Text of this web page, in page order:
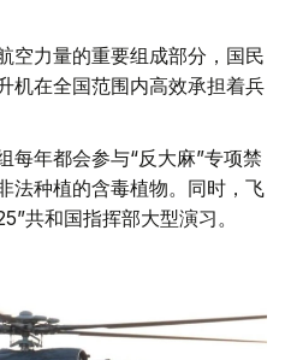
空力量的重要组成部分，国民
机在全国范围内高效承担着兵
每年都会参与“反大麻”专项禁
法种植的含毒植物。同时，飞
共和国指挥部大型演习。